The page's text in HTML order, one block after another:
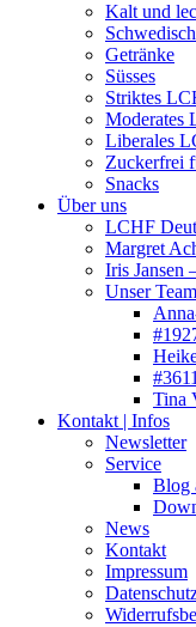
Kalt und
Getränke
Süsses
Striktes
Moderates
Liberales
Zuckerfrei
Snacks
Über uns
LCHF
Margret
Iris Jansen
Unser Team
Tina
Kontakt | Infos
Newsletter
Service
Blog
News
Kontakt
Impressum